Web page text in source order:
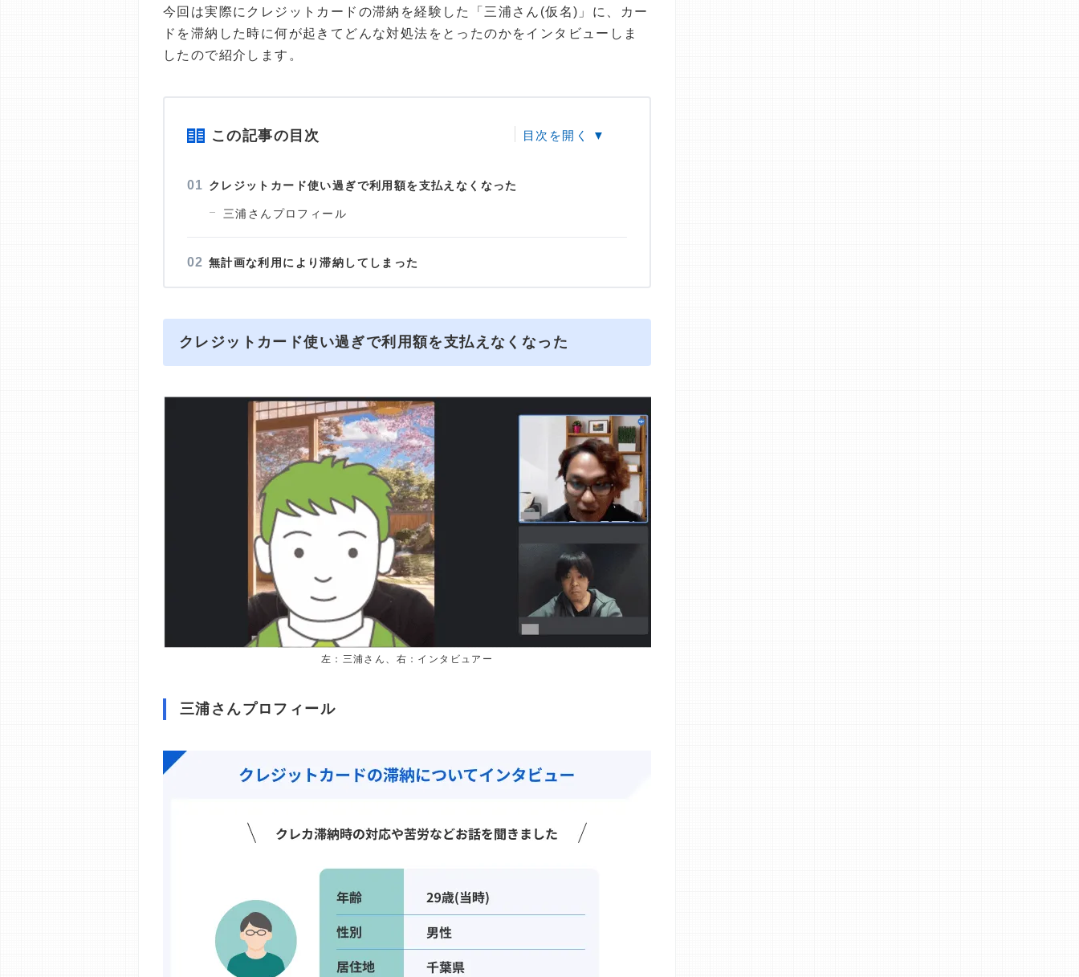
今回は実際にクレジットカードの滞納を経験した「三浦さん(仮名)」に、カー
ドを滞納した時に何が起きてどんな対処法をとったのかをインタビューしま
したので紹介します。
この記事の目次
クレジットカード使い過ぎで利用額を支払えなくなった
三浦さんプロフィール
無計画な利用により滞納してしまった
クレジットカード使い過ぎで利用額を支払えなくなった
左：三浦さん、右：インタビュアー
三浦さんプロフィール